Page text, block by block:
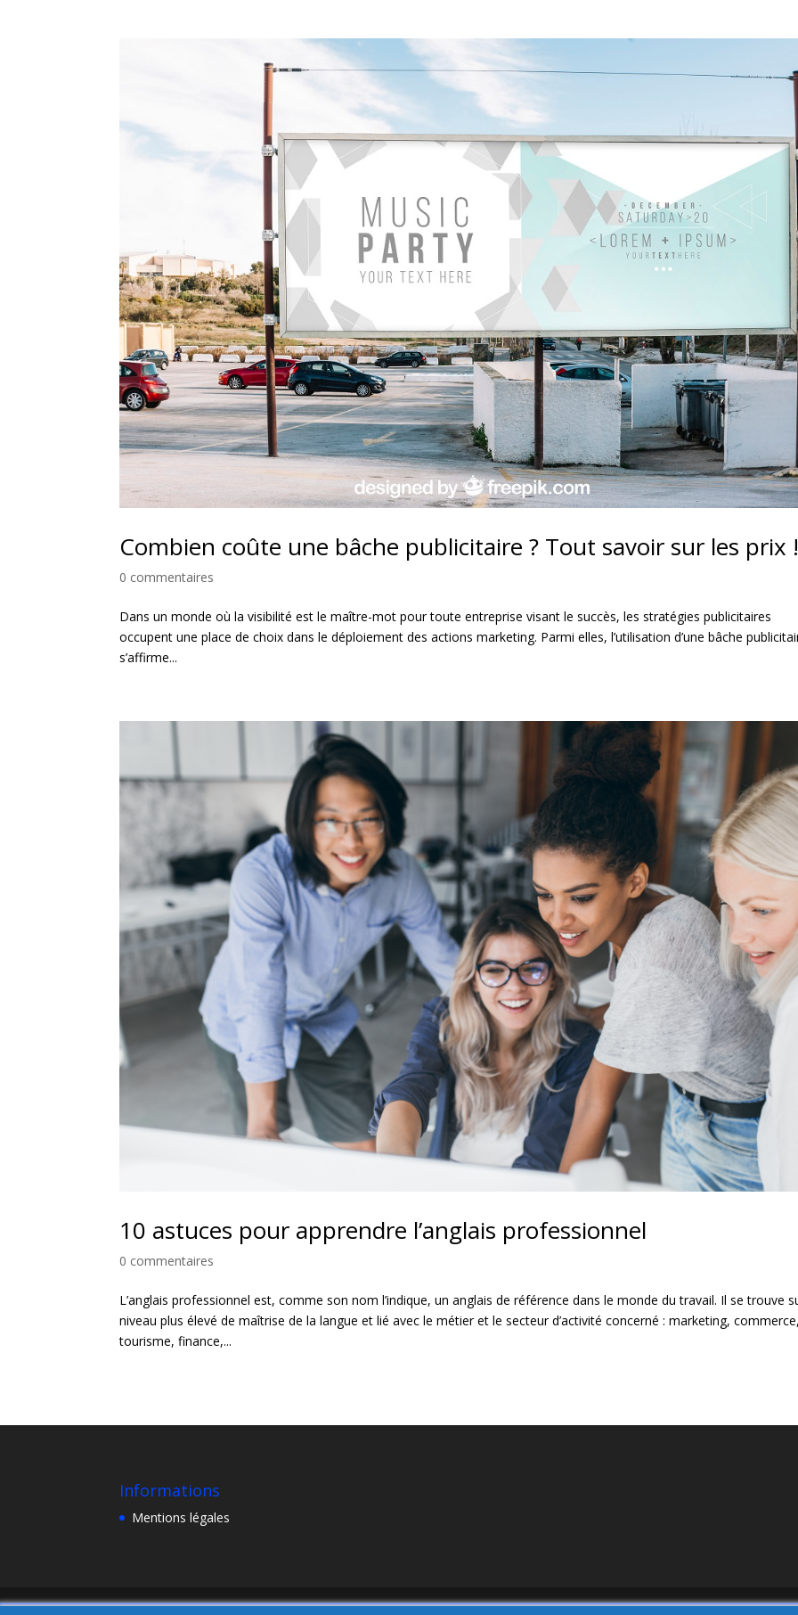
Combien coûte une bâche publicitaire ? Tout savoir sur les prix
0 commentaires
Dans un monde où la visibilité est le maître-mot pour toute entreprise visant le succès, les stratégies publicitaires
occupent une place de choix dans le déploiement des actions marketing. Parmi elles, l’utilisation d’une bâche
s’affirme...
10 astuces pour apprendre l’anglais professionnel
0 commentaires
L’anglais professionnel est, comme son nom l’indique, un anglais de référence dans le monde du travail. Il se trouve
niveau plus élevé de maîtrise de la langue et lié avec le métier et le secteur d’activité concerné : marketing,
tourisme, finance,...
Informations
Mentions légales